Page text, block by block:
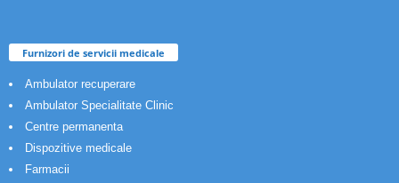
Furnizori de servicii medicale
Ambulator recuperare
Ambulator Specialitate Clinic
Centre permanenta
Dispozitive medicale
Farmacii